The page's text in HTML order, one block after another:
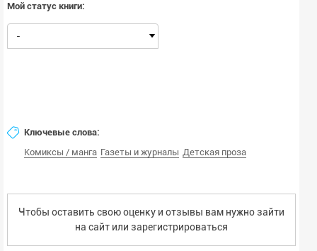
Мой статус книги:
-
Ключевые слова:
Комиксы / манга Газеты и журналы Детская проза
Чтобы оставить свою оценку и отзывы вам нужно зайти
на сайт или зарегистрироваться